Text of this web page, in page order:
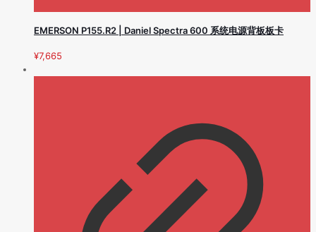
EMERSON P155.R2 | Daniel Spectra 600 系统电源背板板卡
¥7,665